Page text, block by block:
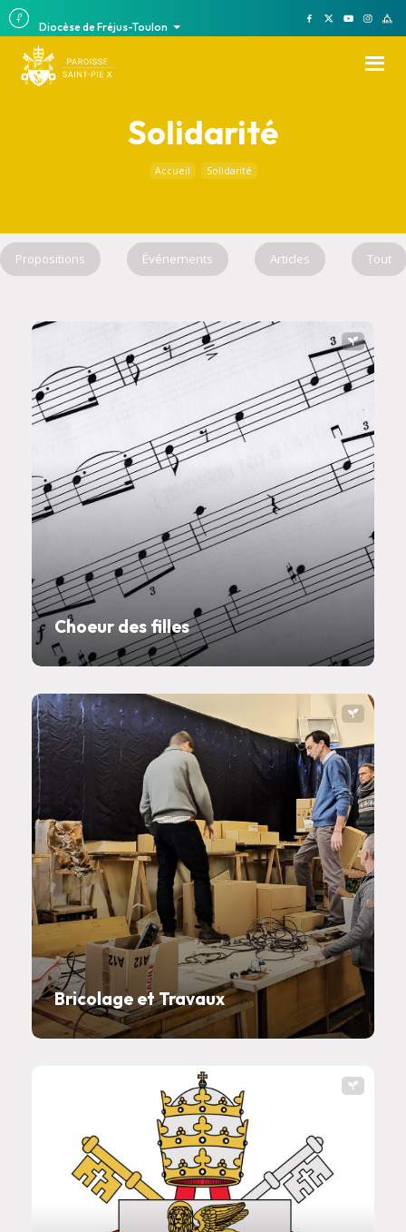
Diocèse de Fréjus-Toulon
Solidarité
Accueil Solidarité
Propositions Événements Articles Tout
Choeur des filles
Bricolage et Travaux